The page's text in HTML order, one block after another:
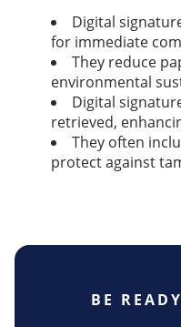
Digital
for immediate
They reduce
environmental
Digital
retrieved,
They often
protect against
BE